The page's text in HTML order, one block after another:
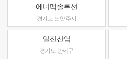
에너팩솔루션
경기도 남양주시
일진산업
경기도 만세구